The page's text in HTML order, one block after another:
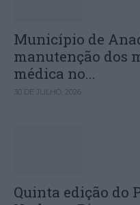
Município de
manutenção dos
médica no...
30 DE JULHO, 2026
Quinta edição do